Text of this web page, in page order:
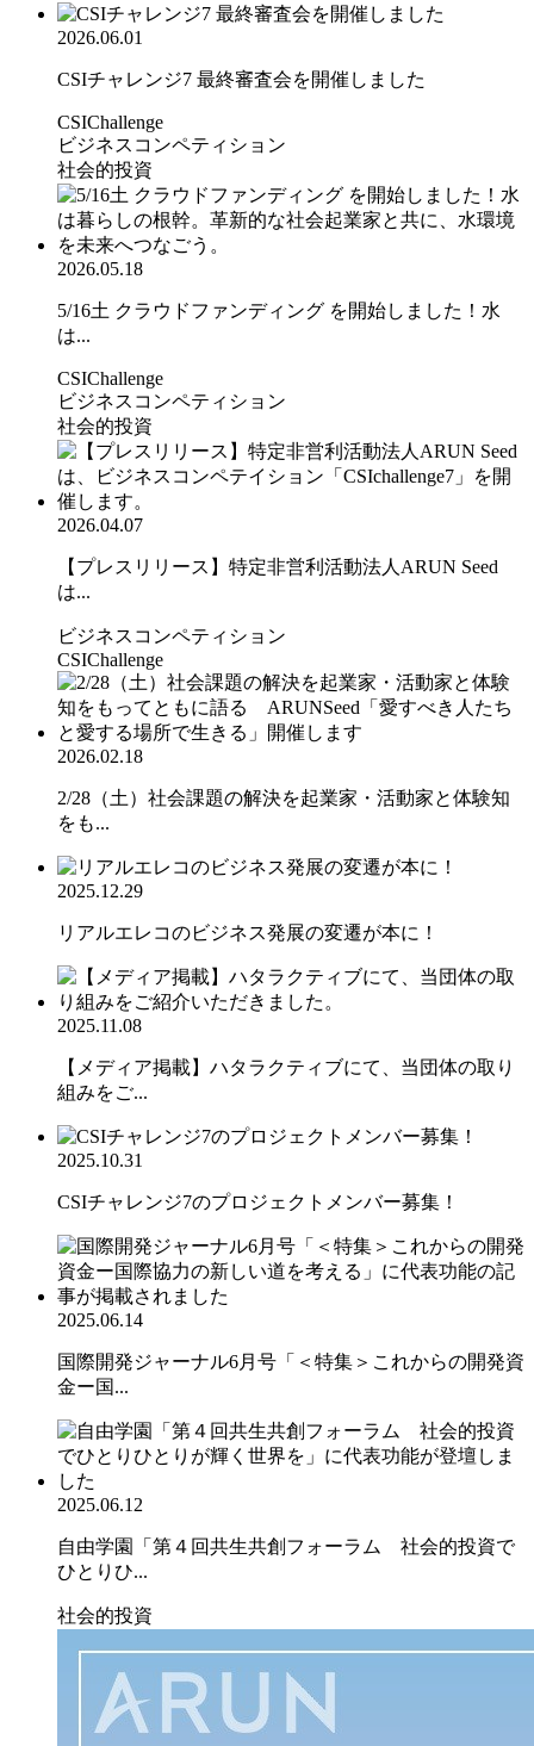
2026.06.01
CSIチャレンジ7 最終審査会を開催しました
CSIChallenge
ビジネスコンペティション
社会的投資
2026.05.18
5/16土 クラウドファンディング を開始しました！水
は...
CSIChallenge
ビジネスコンペティション
社会的投資
2026.04.07
【プレスリリース】特定非営利活動法人ARUN Seed
は...
ビジネスコンペティション
CSIChallenge
2026.02.18
2/28（土）社会課題の解決を起業家・活動家と体験知
をも...
2025.12.29
リアルエレコのビジネス発展の変遷が本に！
2025.11.08
【メディア掲載】ハタラクティブにて、当団体の取り
組みをご...
2025.10.31
CSIチャレンジ7のプロジェクトメンバー募集！
2025.06.14
国際開発ジャーナル6月号「＜特集＞これからの開発資
金ー国...
2025.06.12
自由学園「第４回共生共創フォーラム 社会的投資で
ひとりひ...
社会的投資